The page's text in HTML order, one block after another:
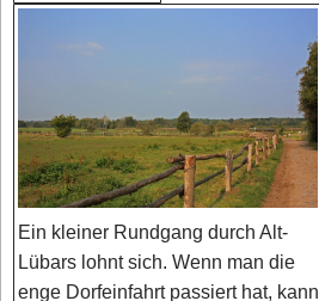
Ein kleiner Rundgang durch Alt-
Lübars lohnt sich. Wenn man die
enge Dorfeinfahrt passiert hat, kann